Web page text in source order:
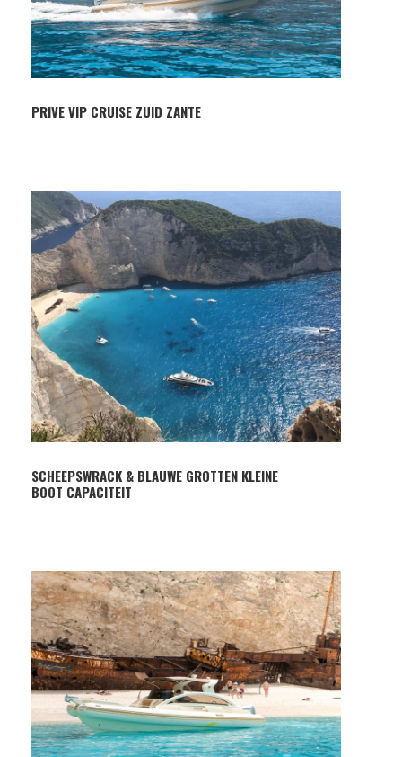
PRIVE VIP CRUISE ZUID ZANTE
SCHEEPSWRACK & BLAUWE GROTTEN KLEINE
BOOT CAPACITEIT